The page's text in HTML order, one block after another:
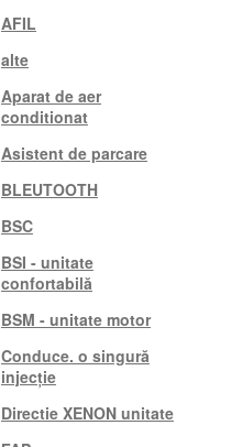
AFIL
alte
Aparat de aer
conditionat
Asistent de parcare
BLEUTOOTH
BSC
BSI - unitate
confortabilă
BSM - unitate motor
Conduce. o singură
injecție
Directie XENON unitate